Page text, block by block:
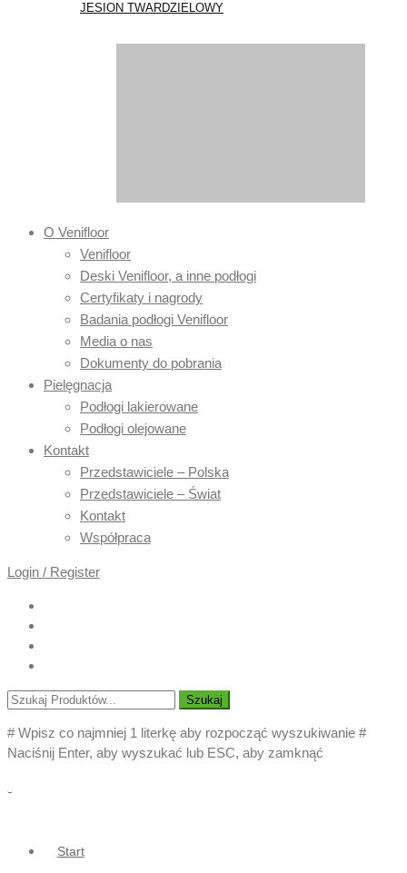
JESION TWARDZIELOWY
O Venifloor
Venifloor
Deski Venifloor, a inne podłogi
Certyfikaty i nagrody
Badania podłogi Venifloor
Media o nas
Dokumenty do pobrania
Pielęgnacja
Podłogi lakierowane
Podłogi olejowane
Kontakt
Przedstawiciele – Polska
Przedstawiciele – Świat
Kontakt
Współpraca
Login / Register
Szukaj
# Wpisz co najmniej 1 literkę aby rozpocząć wyszukiwanie #
Naciśnij Enter, aby wyszukać lub ESC, aby zamknąć
Start